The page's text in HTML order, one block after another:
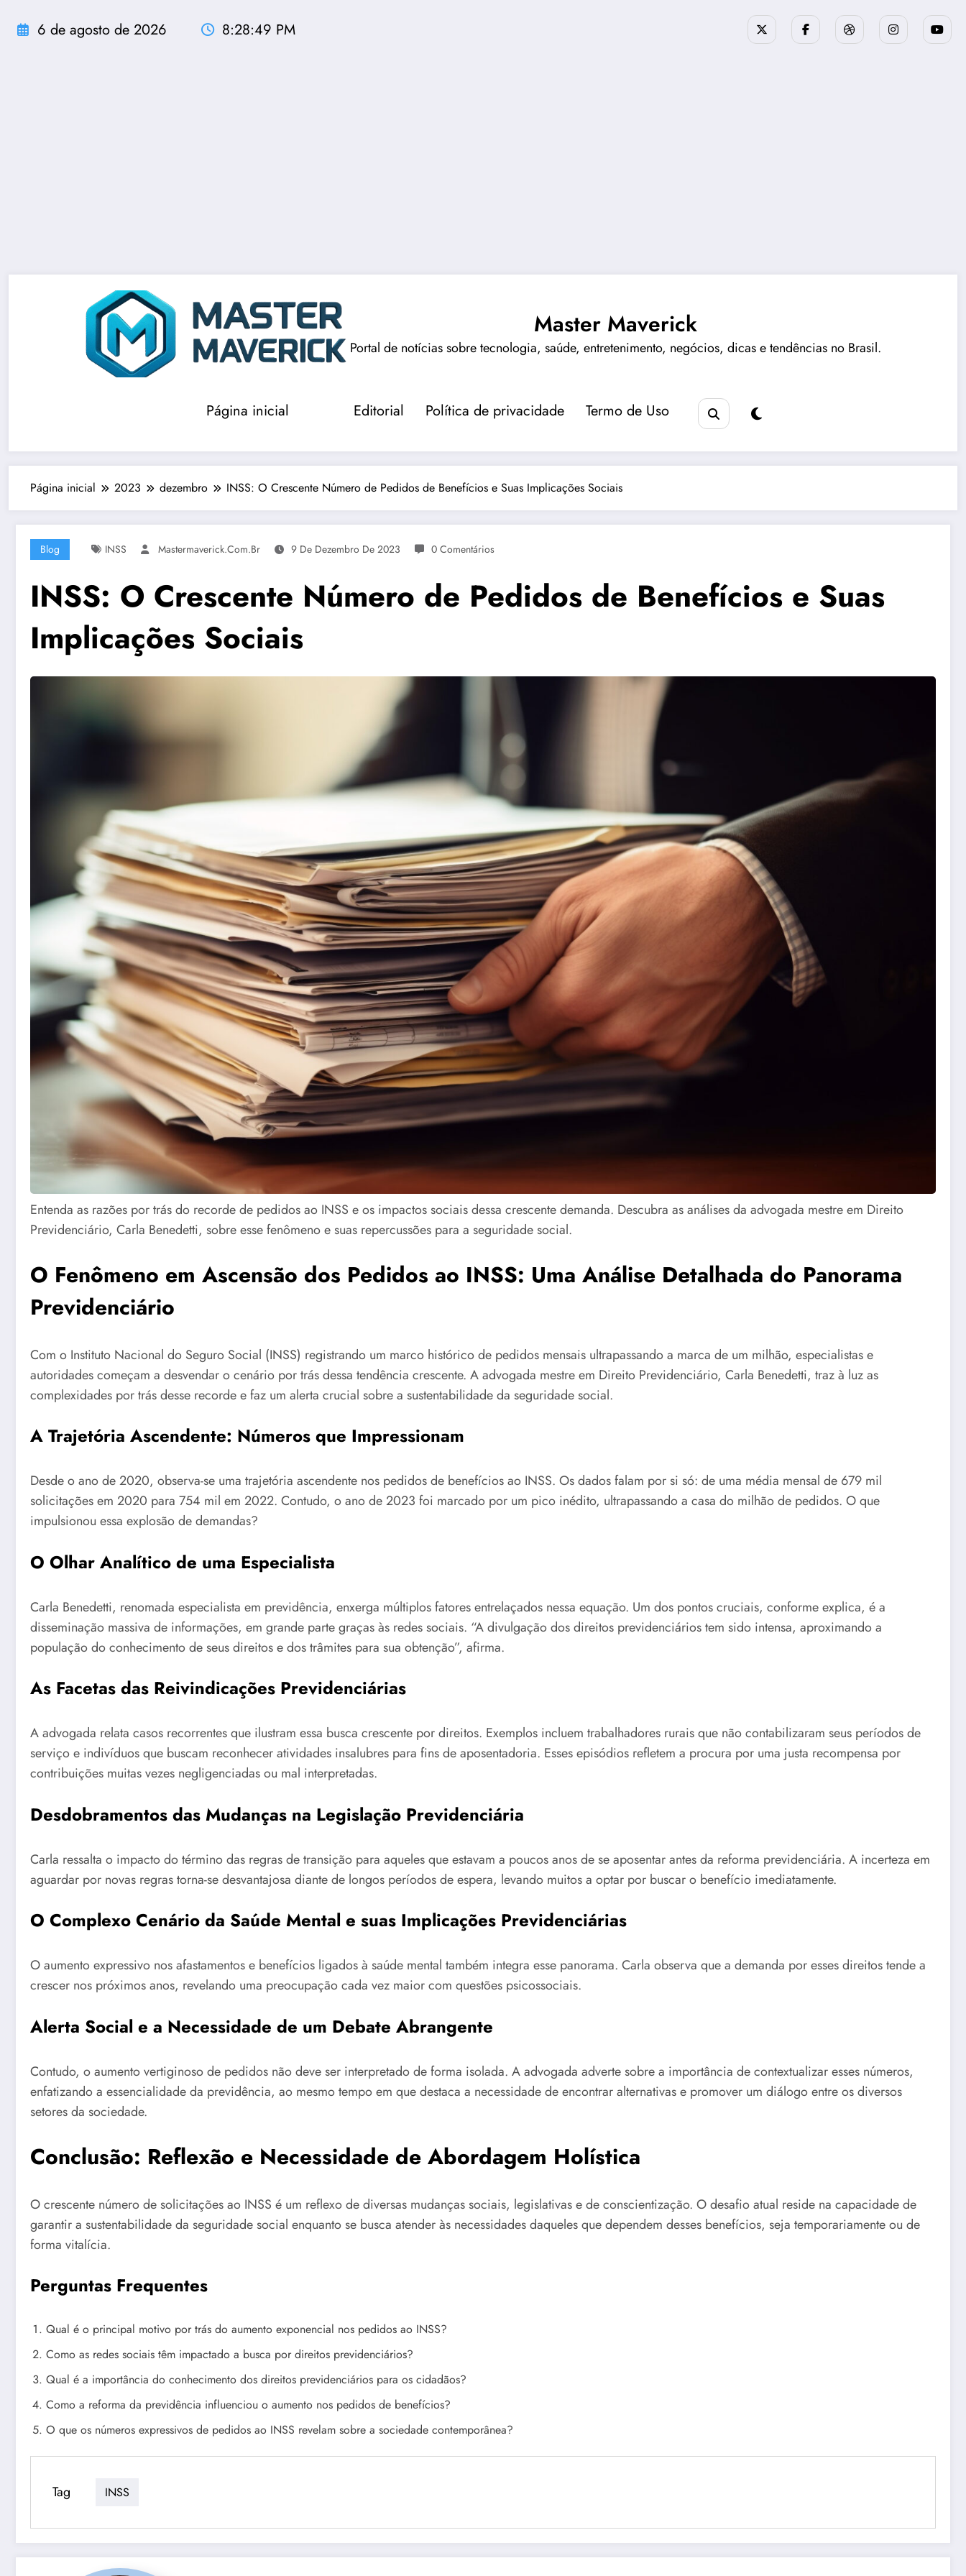
para
6 de agosto de 2026 8:28:50 PM
Master Maverick
Portal de notícias sobre tecnologia, saúde, entretenimento, negócios, dicas e tendências no Brasil.
Página inicial Editorial Política de privacidade Termo de Uso
Página inicial 2023 dezembro INSS: O Crescente Número de Pedidos de Benefícios e Suas Implicações Sociais
Blog INSS Mastermaverick.com.br 9 De Dezembro De 2023 0 Comentários
INSS: O Crescente Número de Pedidos de Benefícios e Suas
Implicações Sociais
Entenda as razões por trás do recorde de pedidos ao INSS e os impactos sociais dessa crescente demanda. Descubra as análises da advogada mestre em Direito
Previdenciário, Carla Benedetti, sobre esse fenômeno e suas repercussões para a seguridade social.
O Fenômeno em Ascensão dos Pedidos ao INSS: Uma Análise Detalhada do Panorama
Previdenciário
Com o Instituto Nacional do Seguro Social (INSS) registrando um marco histórico de pedidos mensais ultrapassando a marca de um milhão, especialistas e
autoridades começam a desvendar o cenário por trás dessa tendência crescente. A advogada mestre em Direito Previdenciário, Carla Benedetti, traz à luz as
complexidades por trás desse recorde e faz um alerta crucial sobre a sustentabilidade da seguridade social.
A Trajetória Ascendente: Números que Impressionam
Desde o ano de 2020, observa-se uma trajetória ascendente nos pedidos de benefícios ao INSS. Os dados falam por si só: de uma média mensal de 679 mil
solicitações em 2020 para 754 mil em 2022. Contudo, o ano de 2023 foi marcado por um pico inédito, ultrapassando a casa do milhão de pedidos. O que
impulsionou essa explosão de demandas?
O Olhar Analítico de uma Especialista
Carla Benedetti, renomada especialista em previdência, enxerga múltiplos fatores entrelaçados nessa equação. Um dos pontos cruciais, conforme explica, é a
disseminação massiva de informações, em grande parte graças às redes sociais. “A divulgação dos direitos previdenciários tem sido intensa, aproximando a
população do conhecimento de seus direitos e dos trâmites para sua obtenção”, afirma.
As Facetas das Reivindicações Previdenciárias
A advogada relata casos recorrentes que ilustram essa busca crescente por direitos. Exemplos incluem trabalhadores rurais que não contabilizaram seus períodos de
serviço e indivíduos que buscam reconhecer atividades insalubres para fins de aposentadoria. Esses episódios refletem a procura por uma justa recompensa por
contribuições muitas vezes negligenciadas ou mal interpretadas.
Desdobramentos das Mudanças na Legislação Previdenciária
Carla ressalta o impacto do término das regras de transição para aqueles que estavam a poucos anos de se aposentar antes da reforma previdenciária. A incerteza em
aguardar por novas regras torna-se desvantajosa diante de longos períodos de espera, levando muitos a optar por buscar o benefício imediatamente.
O Complexo Cenário da Saúde Mental e suas Implicações Previdenciárias
O aumento expressivo nos afastamentos e benefícios ligados à saúde mental também integra esse panorama. Carla observa que a demanda por esses direitos tende a
crescer nos próximos anos, revelando uma preocupação cada vez maior com questões psicossociais.
Alerta Social e a Necessidade de um Debate Abrangente
Contudo, o aumento vertiginoso de pedidos não deve ser interpretado de forma isolada. A advogada adverte sobre a importância de contextualizar esses números,
enfatizando a essencialidade da previdência, ao mesmo tempo em que destaca a necessidade de encontrar alternativas e promover um diálogo entre os diversos
setores da sociedade.
Conclusão: Reflexão e Necessidade de Abordagem Holística
O crescente número de solicitações ao INSS é um reflexo de diversas mudanças sociais, legislativas e de conscientização. O desafio atual reside na capacidade de
garantir a sustentabilidade da seguridade social enquanto se busca atender às necessidades daqueles que dependem desses benefícios, seja temporariamente ou de
forma vitalícia.
Perguntas Frequentes
Qual é o principal motivo por trás do aumento exponencial nos pedidos ao INSS?
Como as redes sociais têm impactado a busca por direitos previdenciários?
Qual é a importância do conhecimento dos direitos previdenciários para os cidadãos?
Como a reforma da previdência influenciou o aumento nos pedidos de benefícios?
O que os números expressivos de pedidos ao INSS revelam sobre a sociedade contemporânea?
Tag INSS